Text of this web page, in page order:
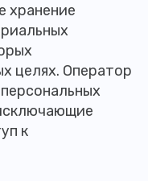
хранение
целях. Оператор
к